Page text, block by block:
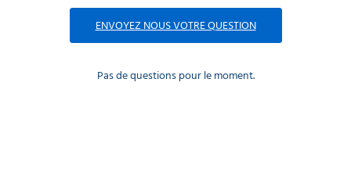
ENVOYEZ NOUS VOTRE QUESTION
Pas de questions pour le moment.